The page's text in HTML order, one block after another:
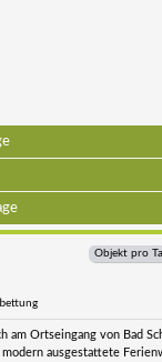
Objekt pro
am Ortseingang von Bad
modern ausgestattete